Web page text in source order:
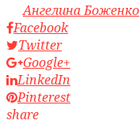
byАнгелина Боженко
Facebook
Twitter
Google+
LinkedIn
Pinterest
share